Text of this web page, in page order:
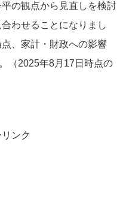
の観点から見直しを検討
わせることになりまし
、家計・財政への影響
（2025年8月17日時点の
ンク